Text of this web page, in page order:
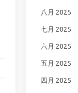
八月 2025
七月 2025
六月 2025
五月 2025
四月 2025